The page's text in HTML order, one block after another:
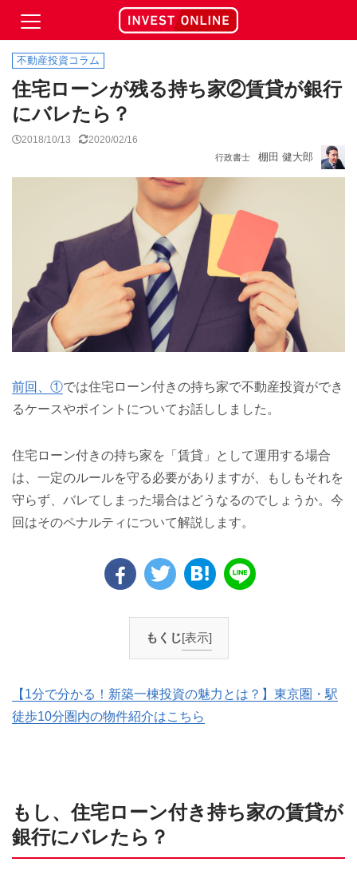
不動産投資コラム
住宅ローンが残る持ち家②賃貸が銀行
にバレたら？
2018/10/13 2020/02/16
行政書士 棚田 健大郎
前回、①では住宅ローン付きの持ち家で不動産投資ができ
るケースやポイントについてお話ししました。
住宅ローン付きの持ち家を「賃貸」として運用する場合
は、一定のルールを守る必要がありますが、もしもそれを
守らず、バレてしまった場合はどうなるのでしょうか。今
回はそのペナルティについて解説します。
もくじ[表示]
【1分で分かる！新築一棟投資の魅力とは？】東京圏・駅
徒歩10分圏内の物件紹介はこちら
もし、住宅ローン付き持ち家の賃貸が
銀行にバレたら？